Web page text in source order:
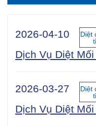
2026-04-10
Diệt
2026-03-27
Diệt